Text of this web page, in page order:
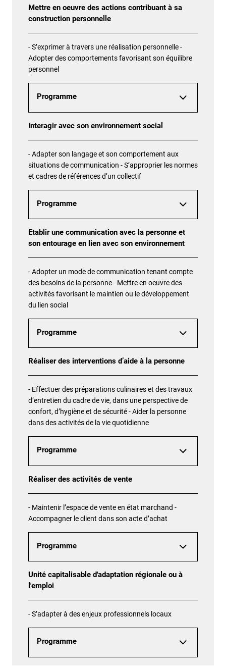
Mettre en oeuvre des actions contribuant à sa
construction personnelle
- S’exprimer à travers une réalisation personnelle -
Adopter des comportements favorisant son équilibre
personnel
Programme
Interagir avec son environnement social
- Adapter son langage et son comportement aux
situations de communication - S’approprier les normes
et cadres de références d’un collectif
Programme
Etablir une communication avec la personne et
son entourage en lien avec son environnement
- Adopter un mode de communication tenant compte
des besoins de la personne - Mettre en oeuvre des
activités favorisant le maintien ou le développement
du lien social
Programme
Réaliser des interventions d’aide à la personne
- Effectuer des préparations culinaires et des travaux
d’entretien du cadre de vie, dans une perspective de
confort, d’hygiène et de sécurité - Aider la personne
dans des activités de la vie quotidienne
Programme
Réaliser des activités de vente
- Maintenir l’espace de vente en état marchand -
Accompagner le client dans son acte d’achat
Programme
Unité capitalisable d'adaptation régionale ou à
l'emploi
- S’adapter à des enjeux professionnels locaux
Programme